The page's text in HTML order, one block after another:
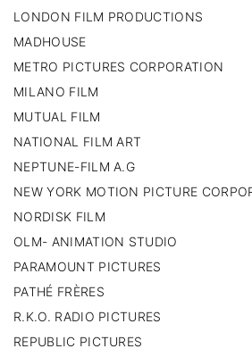
LONDON FILM PRODUCTIONS
MADHOUSE
METRO PICTURES CORPORATION
MILANO FILM
MUTUAL FILM
NATIONAL FILM ART
NEPTUNE-FILM A.G
NEW YORK MOTION PICTURE
NORDISK FILM
OLM- ANIMATION STUDIO
PARAMOUNT PICTURES
PATHÉ FRÈRES
R.K.O. RADIO PICTURES
REPUBLIC PICTURES